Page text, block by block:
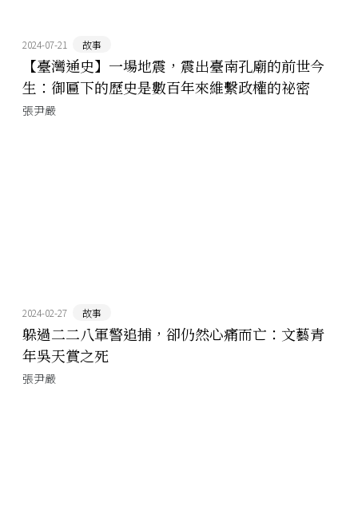
2024-07-21 故事
【臺灣通史】一場地震，震出臺南孔廟的前世今
生：御匾下的歷史是數百年來維繫政權的祕密
張尹嚴
2024-02-27 故事
躲過二二八軍警追捕，卻仍然心痛而亡：文藝青
年吳天賞之死
張尹嚴